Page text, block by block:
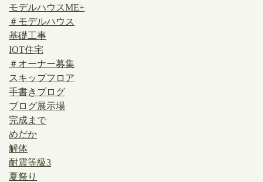
モデルハウスME+
＃モデルハウス
基礎工事
IOT住宅
＃オーナー募集
スキップフロア
手書きブログ
ブログ展示場
完成まで
めだか
解体
耐震等級3
夏祭り